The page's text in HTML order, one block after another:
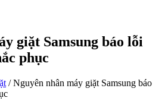
giặt Samsung báo lỗi
phục
/Nguyên nhân máy giặt Samsung báo